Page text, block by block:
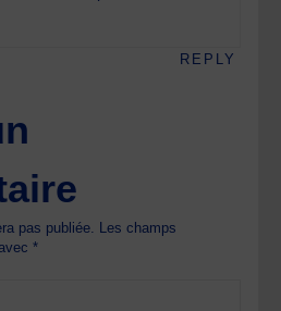
REPLY
pas publiée. Les champs
*